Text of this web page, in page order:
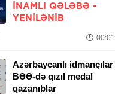
INAMLI QƏLƏBƏ -
YENİLƏNİB
00:01
Azərbaycanlı idmançılar
BƏƏ-də qızıl medal
qazanıblar